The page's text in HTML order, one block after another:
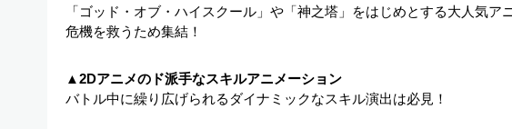
「ゴッド・オブ・ハイスクール」や「神之塔」をはじめとする大人気
危機を救うため集結！
▲2Dアニメのド派手なスキルアニメーション
バトル中に繰り広げられるダイナミックなスキル演出は必見！